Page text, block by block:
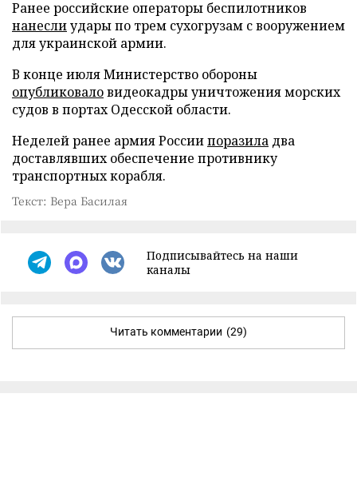
Ранее российские операторы беспилотников
нанеслиудары по трем сухогрузам с вооружением
для украинской армии.
В конце июля Министерство обороны
опубликоваловидеокадры уничтожения морских
судов в портах Одесской области.
Неделей ранее армия Россиипоразила два
доставлявших обеспечение противнику
транспортных корабля.
Текст: Вера Басилая
Подписывайтесь на наши
каналы
Читать комментарии (29)